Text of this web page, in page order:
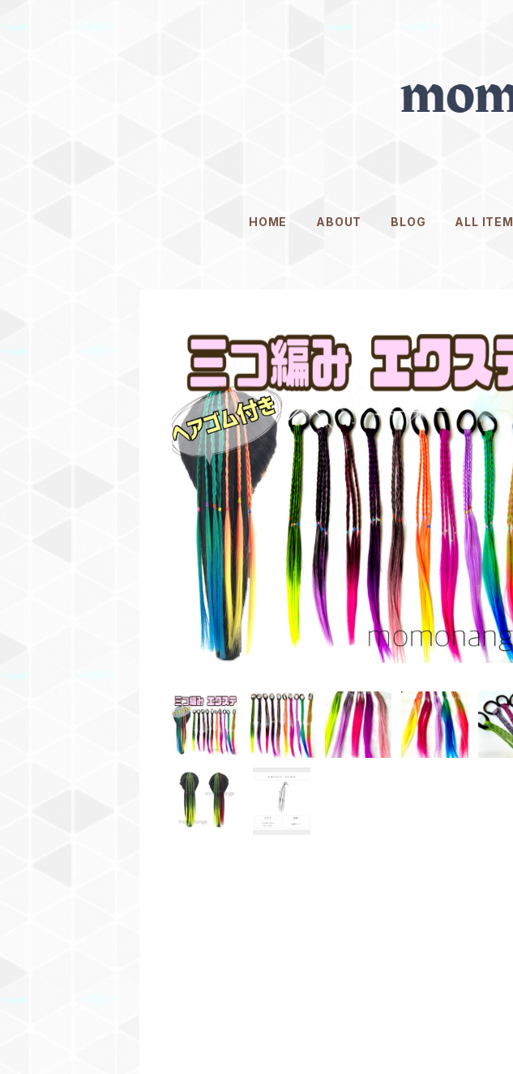
HOME ABOUT BLOG ALL ITEM